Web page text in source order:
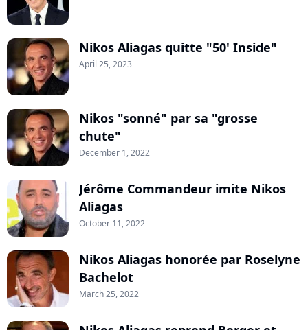
Nikos Aliagas quitte "50' Inside"
April 25, 2023
Nikos "sonné" par sa "grosse
chute"
December 1, 2022
Jérôme Commandeur imite Nikos
Aliagas
October 11, 2022
Nikos Aliagas honorée par Roselyne
Bachelot
March 25, 2022